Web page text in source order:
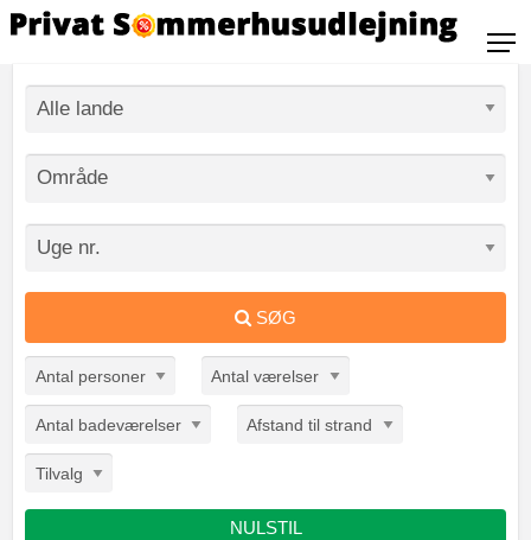
SØG
Antal personer Antal værelser
Antal badeværelser Afstand til strand
Tilvalg
NULSTIL